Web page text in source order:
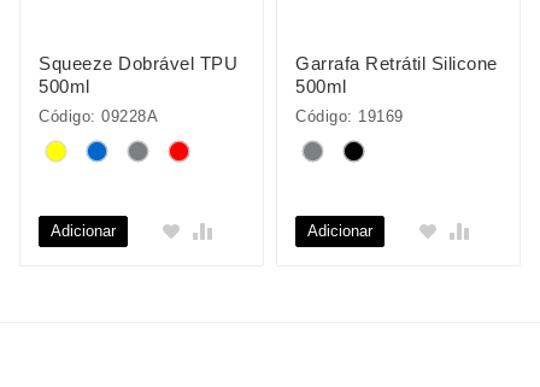
Squeeze Dobrável TPU
500ml
Código: 09228A
Adicionar
Garrafa Retrátil Silicone
500ml
Código: 19169
Adicionar